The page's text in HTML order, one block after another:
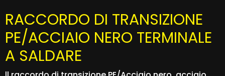
RACCORDO DI TRANSIZIONE
PE/ACCIAIO NERO TERMINALE
A SALDARE